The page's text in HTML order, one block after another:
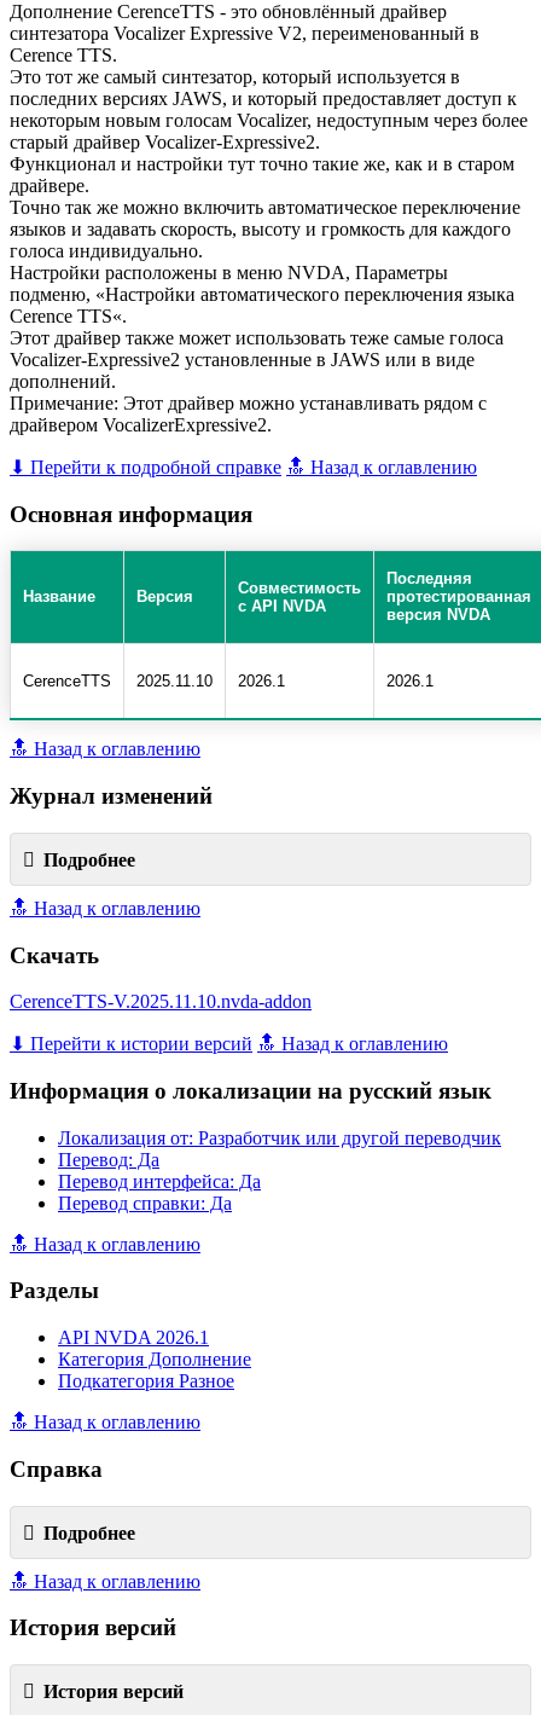
Дополнение CerenceTTS - это обновлённый драйвер
синтезатора Vocalizer Expressive V2, переименованный в
Cerence TTS.
Это тот же самый синтезатор, который используется в
последних версиях JAWS, и который предоставляет доступ к
некоторым новым голосам Vocalizer, недоступным через более
старый драйвер Vocalizer-Expressive2.
Функционал и настройки тут точно такие же, как и в старом
драйвере.
Точно так же можно включить автоматическое переключение
языков и задавать скорость, высоту и громкость для каждого
голоса индивидуально.
Настройки расположены в меню NVDA, Параметры
подменю, «Настройки автоматического переключения языка
Cerence TTS«.
Этот драйвер также может использовать теже самые голоса
Vocalizer-Expressive2 установленные в JAWS или в виде
дополнений.
Примечание: Этот драйвер можно устанавливать рядом с
драйвером VocalizerExpressive2.
⬇ Перейти к подробной справке 🔝 Назад к оглавлению
Основная информация
Название Версия
Совместимость
с API NVDA
Последняя
протестированная
версия NVDA
CerenceTTS 2025.11.10 2026.1 2026.1
🔝 Назад к оглавлению
Журнал изменений
Подробнее
🔝 Назад к оглавлению
Скачать
CerenceTTS-V.2025.11.10.nvda-addon
⬇ Перейти к истории версий 🔝 Назад к оглавлению
Информация о локализации на русский язык
Локализация от: Разработчик или другой переводчик
Перевод: Да
Перевод интерфейса: Да
Перевод справки: Да
🔝 Назад к оглавлению
Разделы
API NVDA 2026.1
Категория Дополнение
Подкатегория Разное
🔝 Назад к оглавлению
Справка
Подробнее
🔝 Назад к оглавлению
История версий
История версий